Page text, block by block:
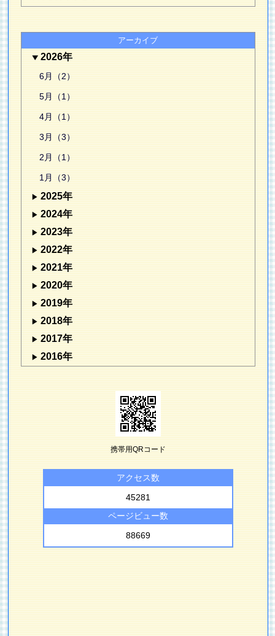
アーカイブ
2026年
6月（2）
5月（1）
4月（1）
3月（3）
2月（1）
1月（3）
2025年
2024年
2023年
2022年
2021年
2020年
2019年
2018年
2017年
2016年
携帯用QRコード
アクセス数
45281
ページビュー数
88669